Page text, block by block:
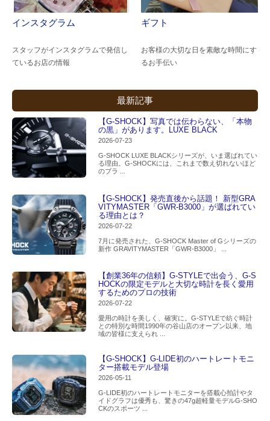
インスタグラム
スタッフがインスタグラムで発信し
ているお店の情報
ギフト
お客様の大切な日を素敵な時間にす
るお手伝い
最新記事
【G-SHOCK】写真では伝わらない、「本物
の黒」があります。LUXE BLACK
2026-07-23
G-SHOCK LUXE BLACKシリーズが、いま選ばれてい
る理由。G-SHOCKには、これまで数え切れないほど
のブラ ...
【G-SHOCK】発売直後から話題！ 新型GRA
VITYMASTER「GWR-B3000」が選ばれてい
る理由とは？
2026-07-22
7月に発売された、G-SHOCK Master of Gシリーズの
新作 GRAVITYMASTER「GWR-B3000」 ...
【創業36年の信頼】G-STYLEで出会う、G-S
HOCKの限定モデルと大切な時計を長く愛用
するためのプロの技術
2026-07-22
愛用の時計を美しく、確実に。G-STYLEで紡ぐ時計
との特別な時間1990年の谷山店のオープン以来、地
域の皆様に支えられ ...
【G-SHOCK】G-LIDE初のハートレートモニ
ター搭載モデル登場
2026-05-11
G-LIDE初のハートレートモニターを搭載心拍計やタ
イドグラフは優秀も、驚きの47g超軽量モデルG-SHO
CKのスポーツ ...